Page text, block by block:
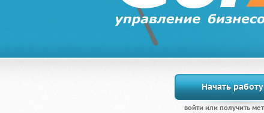
Начать работу